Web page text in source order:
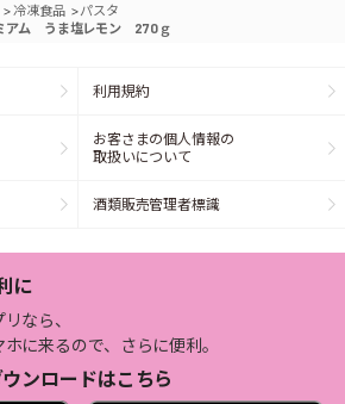
> 冷凍食品 >パスタ
アム うま塩レモン 270ｇ
利用規約
お客さまの個人情報の
取扱いについて
酒類販売管理者標識
に
なら、
に来るので、さらに便利。
ンロードはこちら